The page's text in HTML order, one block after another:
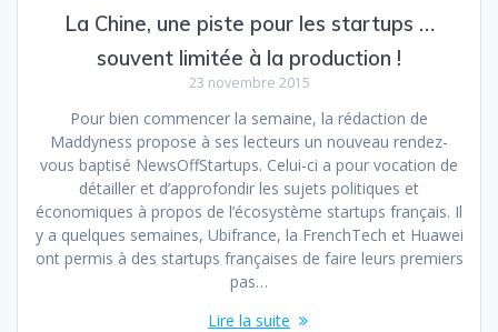
La Chine, une piste pour les startups …
souvent limitée à la production !
23 novembre 2015
Pour bien commencer la semaine, la rédaction de
Maddyness propose à ses lecteurs un nouveau rendez-
vous baptisé NewsOffStartups. Celui-ci a pour vocation de
détailler et d’approfondir les sujets politiques et
économiques à propos de l’écosystème startups français. Il
y a quelques semaines, Ubifrance, la FrenchTech et Huawei
ont permis à des startups françaises de faire leurs premiers
pas…
Lire la suite